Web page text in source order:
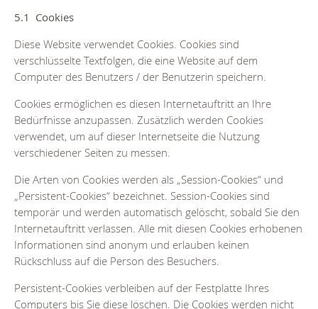
5.1 Cookies
Diese Website verwendet Cookies. Cookies sind
verschlüsselte Textfolgen, die eine Website auf dem
Computer des Benutzers / der Benutzerin speichern.
Cookies ermöglichen es diesen Internetauftritt an Ihre
Bedürfnisse anzupassen. Zusätzlich werden Cookies
verwendet, um auf dieser Internetseite die Nutzung
verschiedener Seiten zu messen.
Die Arten von Cookies werden als „Session-Cookies“ und
„Persistent-Cookies“ bezeichnet. Session-Cookies sind
temporär und werden automatisch gelöscht, sobald Sie den
Internetauftritt verlassen. Alle mit diesen Cookies erhobenen
Informationen sind anonym und erlauben keinen
Rückschluss auf die Person des Besuchers.
Persistent-Cookies verbleiben auf der Festplatte Ihres
Computers bis Sie diese löschen. Die Cookies werden nicht